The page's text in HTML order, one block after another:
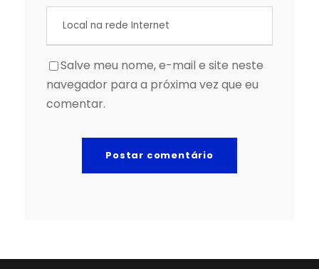
Salve meu nome, e-mail e site neste
navegador para a próxima vez que eu
comentar.